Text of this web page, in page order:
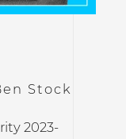
Stock
2023-